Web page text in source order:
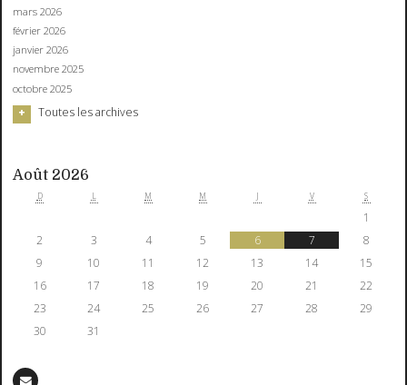
mars 2026
février 2026
janvier 2026
novembre 2025
octobre 2025
Toutes les archives
Août 2026
D L M M J V S
1
2
3 4 5 6 7
8
9
10 11 12 13 14
15
16
17 18 19 20 21
22
23
24 25 26 27 28
29
30
31